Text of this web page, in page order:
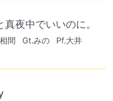
夜中でいいのに。
間 Gt.みの
Pf.大井